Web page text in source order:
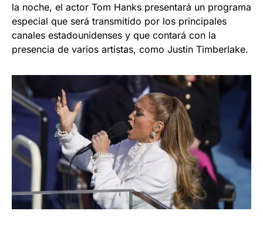
la noche, el actor Tom Hanks presentará un programa
especial que será transmitido por los principales
canales estadounidenses y que contará con la
presencia de varios artistas, como Justin Timberlake.